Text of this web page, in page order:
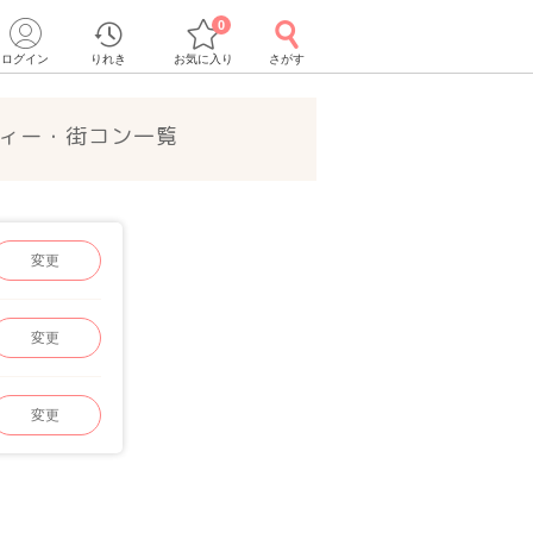
ログイン りれき お気に入り
0
さがす
ー・街コン一覧
変更
変更
変更